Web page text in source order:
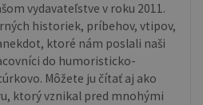
vydavateľstve v roku 2011.
historiek, príbehov, vtipov,
ktoré nám poslali naši
do humoristicko-
Môžete ju čítať aj ako
ktorý vznikal pred mnohými